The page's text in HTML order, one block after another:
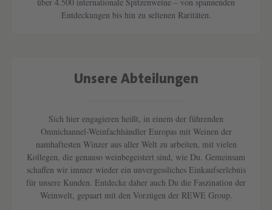
Entdeckungen bis hin zu seltenen Raritäten.
Text überspringenUnsere Abteilungen
Sich hier engagieren heißt, in einem der führenden
Omnichannel-Weinfachhändler Europas mit Weinen der
namhaftesten Winzer aus aller Welt zu arbeiten, mit vielen
Kollegen, die genauso weinbegeistert sind, wie Du. Gemeinsam
schaffen wir immer wieder ein unvergessliches Einkaufserlebnis
für unsere Kunden. Entdecke daher auch Du die Faszination der
Weinwelt, gepaart mit den Vorzügen der REWE Group.